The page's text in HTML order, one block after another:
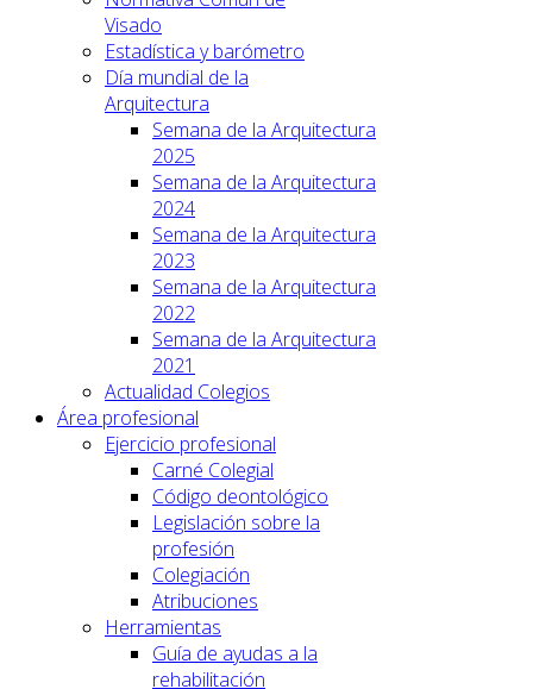
Visado
Estadística y barómetro
Día mundial de la
Arquitectura
Semana de la Arquitectura
2025
Semana de la Arquitectura
2024
Semana de la Arquitectura
2023
Semana de la Arquitectura
2022
Semana de la Arquitectura
2021
Actualidad Colegios
Área profesional
Ejercicio profesional
Carné Colegial
Código deontológico
Legislación sobre la
profesión
Colegiación
Atribuciones
Herramientas
Guía de ayudas a la
rehabilitación